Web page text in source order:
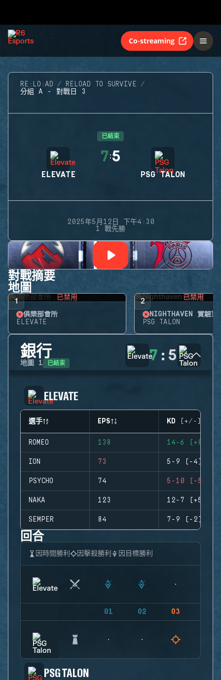
Co-streaming
RE:LO:AD
RELOAD TO SURVIVE
分組 A - 對戰日 3
已結束
ELEVATE
7:5
PSG TALON
2025年5月12日 下午4:30
1 戰先勝
對戰摘要
地圖
1 已禁用
俱樂部會所
ELEVATE
2 已禁用
NIGHTHAVEN 實驗室
PSG TALON
銀行
地圖 1 已結束 7 : 5
ELEVATE
選手 EPS KD (+/-)
ROMEO 138 14-6 (+8)
ION 73 5-9 (-4)
PSYCHO 74 5-10 (-5)
NAKA 123 12-7 (+5)
SEMPER 84 7-9 (-2)
回合
因時間勝利 因擊殺勝利 因目標勝利
01 02 03
PSG TALON